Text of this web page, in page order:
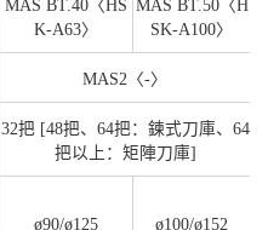
MAS BT.40〈HS
K-A63〉
MAS BT.50〈H
SK-A100〉
MAS2〈-〉
32把 [48把、64把：鍊式刀庫、64
把以上：矩陣刀庫]
ø90/ø125 ø100/ø152